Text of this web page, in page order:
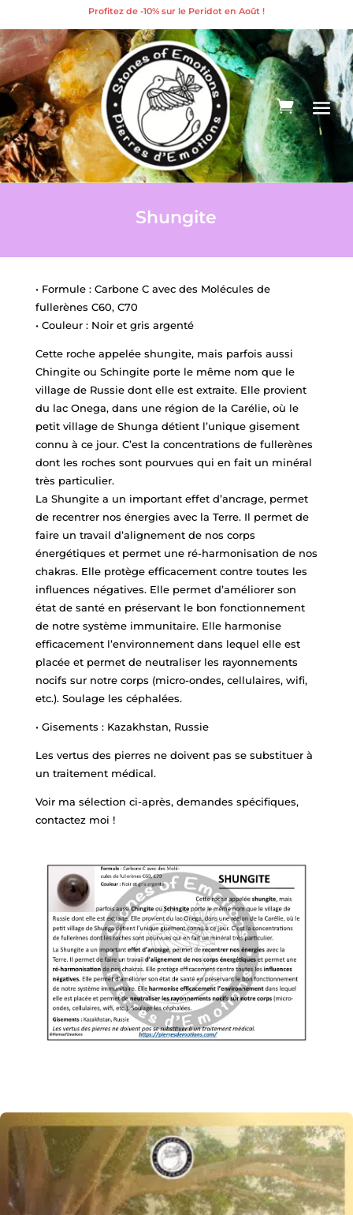
Profitez de -10% sur le Peridot en Août !
Shungite
• Formule : Carbone C avec des Molécules de
fullerènes C60, C70
• Couleur : Noir et gris argenté
Cette roche appelée shungite, mais parfois aussi
Chingite ou Schingite porte le même nom que le
village de Russie dont elle est extraite. Elle provient
du lac Onega, dans une région de la Carélie, où le
petit village de Shunga détient l’unique gisement
connu à ce jour. C’est la concentrations de fullerènes
dont les roches sont pourvues qui en fait un minéral
très particulier.
La Shungite a un important effet d’ancrage, permet
de recentrer nos énergies avec la Terre. Il permet de
faire un travail d’alignement de nos corps
énergétiques et permet une ré-harmonisation de nos
chakras. Elle protège efficacement contre toutes les
influences négatives. Elle permet d’améliorer son
état de santé en préservant le bon fonctionnement
de notre système immunitaire. Elle harmonise
efficacement l’environnement dans lequel elle est
placée et permet de neutraliser les rayonnements
nocifs sur notre corps (micro-ondes, cellulaires, wifi,
etc.). Soulage les céphalées.
• Gisements : Kazakhstan, Russie
Les vertus des pierres ne doivent pas se substituer à
un traitement médical.
Voir ma sélection ci-après, demandes spécifiques,
contactez moi !